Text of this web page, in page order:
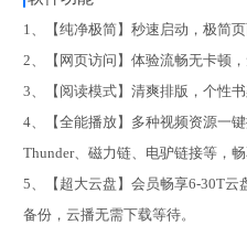
1、【纯净极简】秒速启动，极简
2、【网页访问】体验流畅无卡顿
3、【阅读模式】清爽排版，个性
4、【全能播放】多种视频资源一键
Thunder、磁力链、电驴链接等，
5、【超大云盘】会员畅享6-30T
备份，云播无需下载等待。